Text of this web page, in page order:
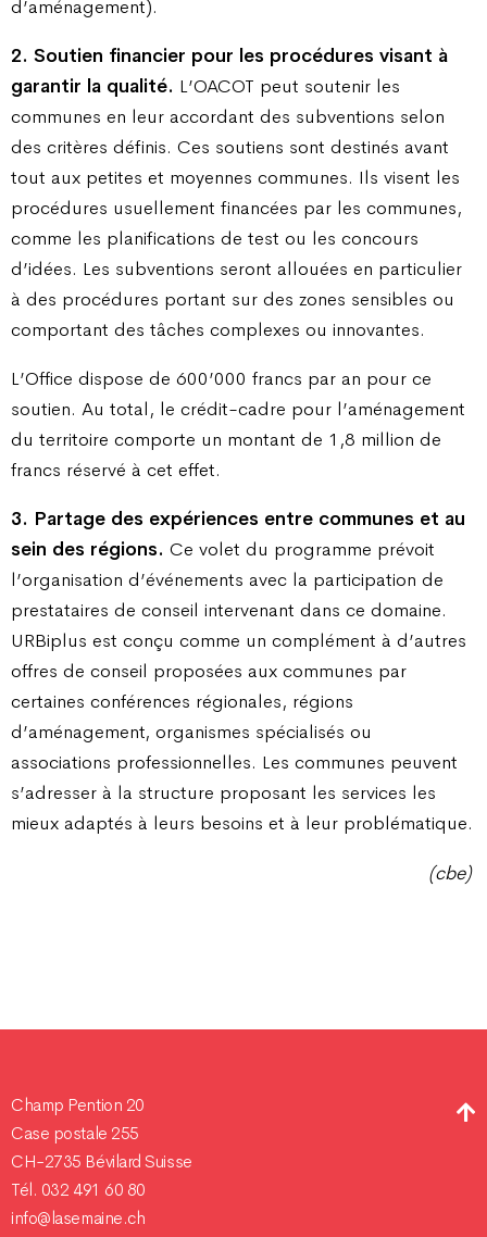
d’aménagement).
2. Soutien financier pour les procédures visant à
garantir la qualité. L’OACOT peut soutenir les
communes en leur accordant des subventions selon
des critères définis. Ces soutiens sont destinés avant
tout aux petites et moyennes communes. Ils visent les
procédures usuellement financées par les communes,
comme les planifications de test ou les concours
d’idées. Les subventions seront allouées en particulier
à des procédures portant sur des zones sensibles ou
comportant des tâches complexes ou innovantes.
L’Office dispose de 600’000 francs par an pour ce
soutien. Au total, le crédit-cadre pour l’aménagement
du territoire comporte un montant de 1,8 million de
francs réservé à cet effet.
3. Partage des expériences entre communes et au
sein des régions. Ce volet du programme prévoit
l’organisation d’événements avec la participation de
prestataires de conseil intervenant dans ce domaine.
URBiplus est conçu comme un complément à d’autres
offres de conseil proposées aux communes par
certaines conférences régionales, régions
d’aménagement, organismes spécialisés ou
associations professionnelles. Les communes peuvent
s’adresser à la structure proposant les services les
mieux adaptés à leurs besoins et à leur problématique.
(cbe)
Champ Pention 20
Case postale 255
CH-2735 Bévilard Suisse
Tél. 032 491 60 80
info@lasemaine.ch